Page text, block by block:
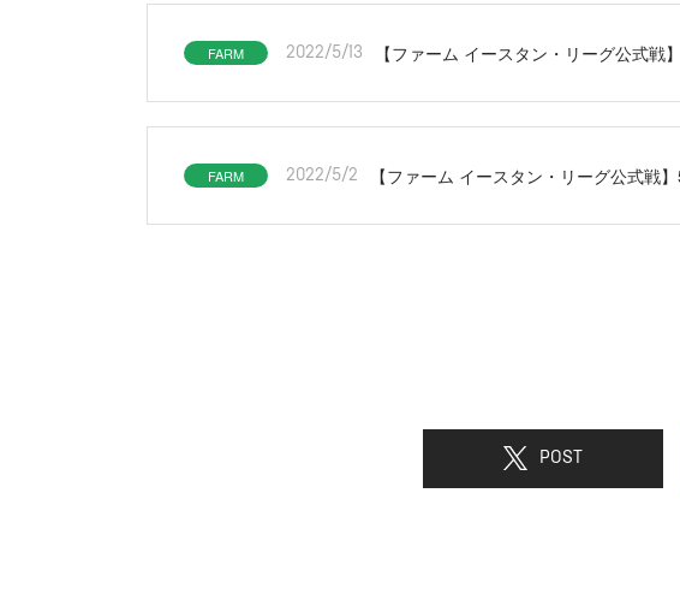
FARM 2022/5/13 【ファーム イースタン・リーグ公式
FARM 2022/5/2 【ファーム イースタン・リーグ公式戦
POST